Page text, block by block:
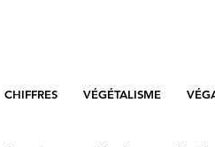
CHIFFRES VÉGÉTALISME